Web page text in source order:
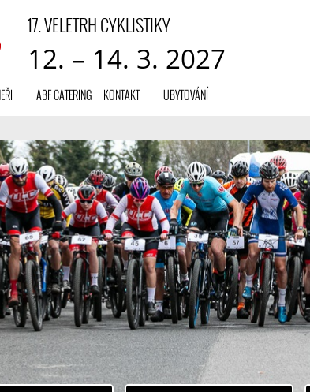
17. VELETRH CYKLISTIKY
12. – 14. 3. 2027
ABF CATERING KONTAKT UBYTOVÁNÍ